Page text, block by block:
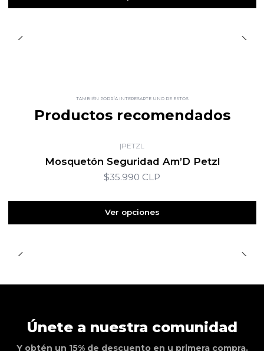
TAMBIÉN PODRÍA INTERESARTE UNO DE ESTOS
Productos recomendados
|PETZL
Mosquetón Seguridad Am’D Petzl
$35.990 CLP
Ver opciones
Únete a nuestra comunidad
Y obtén un 15% de descuento en u primera compra.